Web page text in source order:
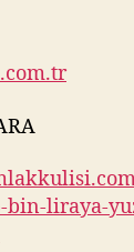
bin-liraya-